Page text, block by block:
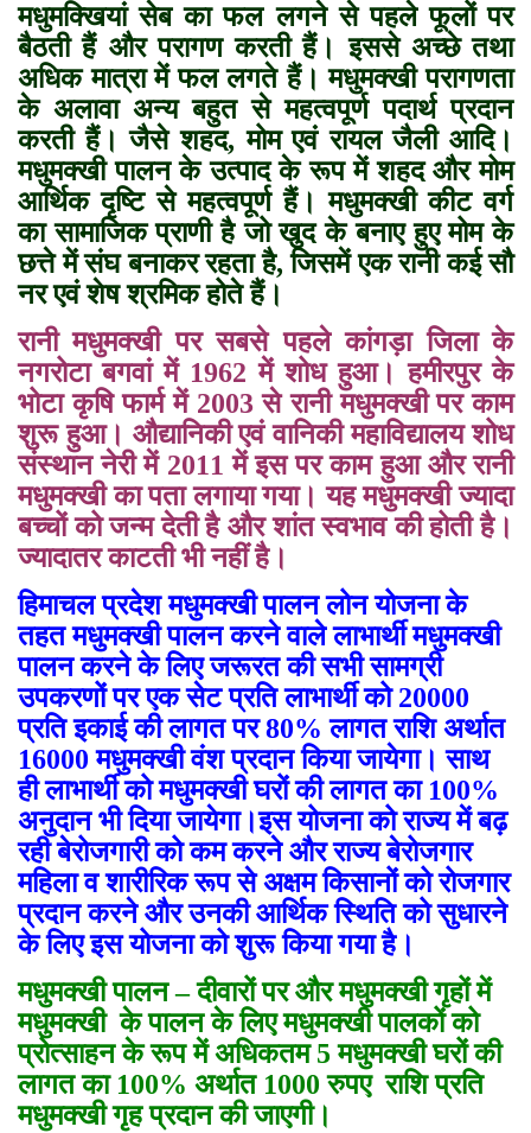
मधुमक्खियां सेब का फल लगने से पहले फूलों पर
बैठती हैं और परागण करती हैं। इससे अच्छे तथा
अधिक मात्रा में फल लगते हैं। मधुमक्खी परागणता
के अलावा अन्य बहुत से महत्वपूर्ण पदार्थ प्रदान
करती हैं। जैसे शहद,मोम एवं रायल जैली आदि।
मधुमक्खी पालन के उत्पाद के रूप में शहद और मोम
आर्थिक दृष्टि से महत्वपूर्ण हैं। मधुमक्खी कीट वर्ग
का सामाजिक प्राणी है जो खुद के बनाए हुए मोम के
छत्ते में संघ बनाकर रहता है,जिसमें एक रानी कई सौ
नर एवं शेष श्रमिक होते हैं।
रानी मधुमक्खी पर सबसे पहले कांगड़ा जिला के
नगरोटा बगवां में 1962 में शोध हुआ। हमीरपुर के
भोटा कृषि फार्म में 2003 से रानी मधुमक्खी पर काम
शुरू हुआ। औद्यानिकी एवं वानिकी महाविद्यालय शोध
संस्थान नेरी में 2011 में इस पर काम हुआ और रानी
मधुमक्खी का पता लगाया गया। यह मधुमक्खी ज्यादा
बच्चों को जन्म देती है और शांत स्वभाव की होती है।
ज्यादातर काटती भी नहीं है।
हिमाचल प्रदेश मधुमक्खी पालन लोन योजना के
तहत मधुमक्खी पालन करने वाले लाभार्थी मधुमक्खी
पालन करने के लिए जरूरत की सभी सामग्री
उपकरणों पर एक सेट प्रति लाभार्थी को 20000
प्रति इकाई की लागत पर 80% लागत राशि अर्थात
16000 मधुमक्खी वंश प्रदान किया जायेगा। साथ
ही लाभार्थी को मधुमक्खी घरों की लागत का 100%
अनुदान भी दिया जायेगा।इस योजना को राज्य में बढ़
रही बेरोजगारी को कम करने और राज्य बेरोजगार
महिला व शारीरिक रूप से अक्षम किसानों को रोजगार
प्रदान करने और उनकी आर्थिक स्थिति को सुधारने
के लिए इस योजना को शुरू किया गया है।
मधुमक्खी पालन–दीवारों पर और मधुमक्खी गृहों में
मधुमक्खी के पालन के लिए मधुमक्खी पालकों को
प्रोत्साहन के रूप में अधिकतम 5 मधुमक्खी घरों की
लागत का 100% अर्थात 1000 रुपए राशि प्रति
मधुमक्खी गृह प्रदान की जाएगी।